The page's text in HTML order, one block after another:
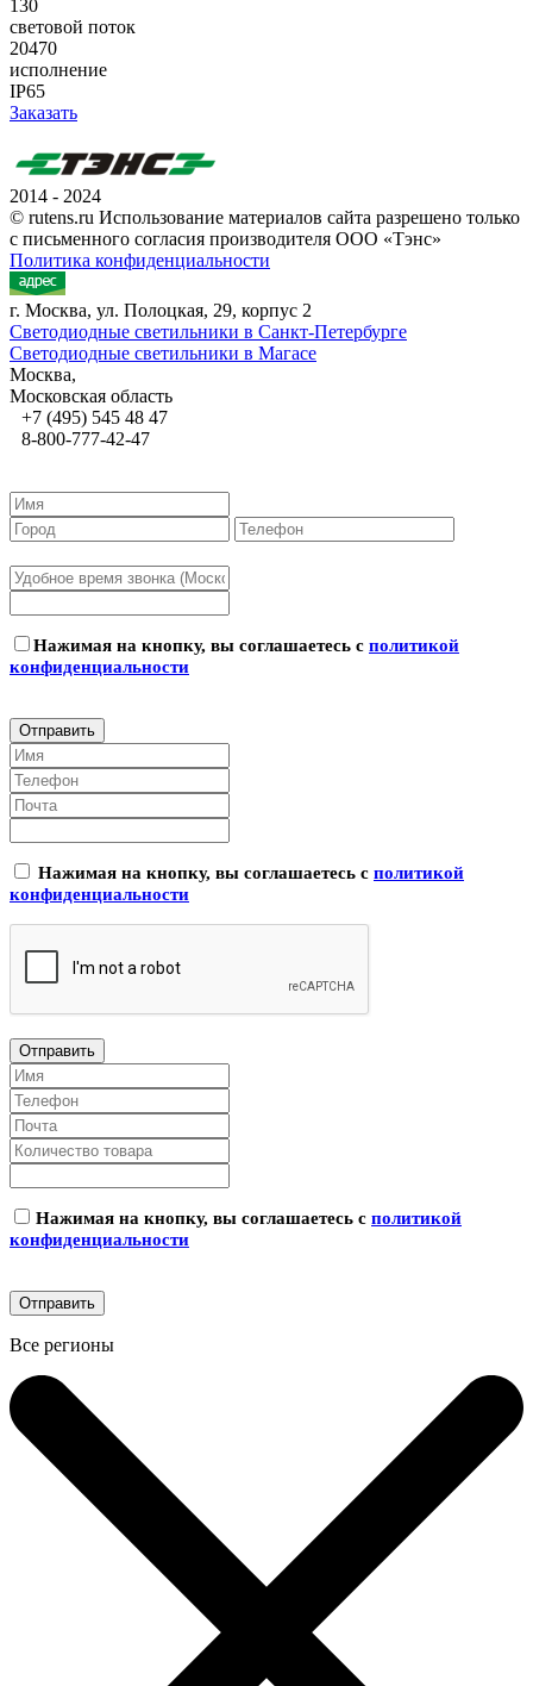
130
световой поток
20470
исполнение
IP65
Заказать
2014 - 2024
© rutens.ru Использование материалов сайта разрешено только
с письменного согласия производителя ООО «Тэнс»
Политика конфиденциальности
г. Москва, ул. Полоцкая, 29, корпус 2
Светодиодные светильники в Санкт-Петербурге
Светодиодные светильники в Магасе
Москва,
Московская область
+7 (495) 545 48 47
8-800-777-42-47
Нажимая на кнопку, вы соглашаетесь с политикой
конфиденциальности
Нажимая на кнопку, вы соглашаетесь с политикой
конфиденциальности
Нажимая на кнопку, вы соглашаетесь с политикой
конфиденциальности
Все регионы